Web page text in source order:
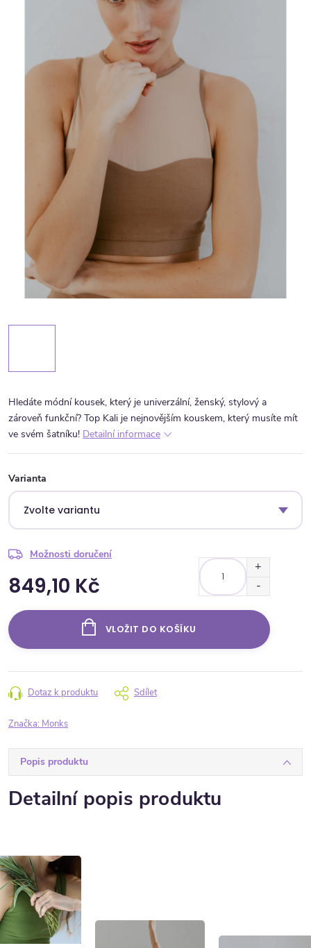
Hledáte módní kousek, který je univerzální, ženský, stylový a
zároveň funkční? Top Kali je nejnovějším kouskem, který musíte mít
ve svém šatníku! Detailní informace
Varianta
Možnosti doručení
849,10 Kč
VLOŽIT DO KOŠÍKU
Dotaz k produktu Sdílet
Značka: Monks
Popis produktu
Detailní popis produktu